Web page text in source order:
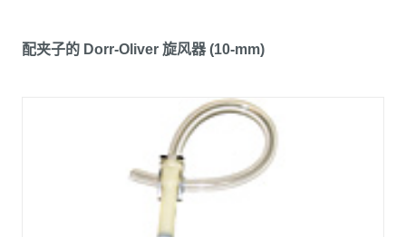
配夹子的 Dorr-Oliver 旋风器 (10-mm)